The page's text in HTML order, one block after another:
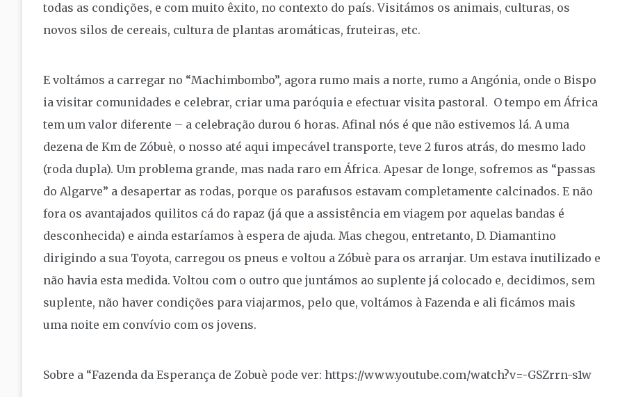
todas as condições, e com muito êxito, no contexto do país. Visitámos os animais, culturas, os
novos silos de cereais, cultura de plantas aromáticas, fruteiras, etc.
E voltámos a carregar no “Machimbombo”, agora rumo mais a norte, rumo a Angónia, onde o Bispo
ia visitar comunidades e celebrar, criar uma paróquia e efectuar visita pastoral. O tempo em África
tem um valor diferente – a celebração durou 6 horas. Afinal nós é que não estivemos lá. A uma
dezena de Km de Zóbuè, o nosso até aqui impecável transporte, teve 2 furos atrás, do mesmo lado
(roda dupla). Um problema grande, mas nada raro em África. Apesar de longe, sofremos as “passas
do Algarve” a desapertar as rodas, porque os parafusos estavam completamente calcinados. E não
fora os avantajados quilitos cá do rapaz (já que a assistência em viagem por aquelas bandas é
desconhecida) e ainda estaríamos à espera de ajuda. Mas chegou, entretanto, D. Diamantino
dirigindo a sua Toyota, carregou os pneus e voltou a Zóbuè para os arranjar. Um estava inutilizado e
não havia esta medida. Voltou com o outro que juntámos ao suplente já colocado e, decidimos, sem
suplente, não haver condições para viajarmos, pelo que, voltámos à Fazenda e ali ficámos mais
uma noite em convívio com os jovens.
Sobre a “Fazenda da Esperança de Zobuè pode ver: https://www.youtube.com/watch?v=-GSZrrn-s1w